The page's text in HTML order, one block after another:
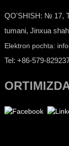
QO'SHISH: № 17,
tumani, Jinxua
Elektron pochta:
Tel: +86-579-